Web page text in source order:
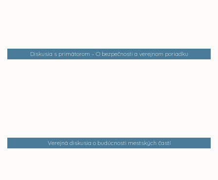
Diskusia s primátorom – O bezpečnosti a verejnom poriadku
Verejná diskusia o budúcnosti mestských častí